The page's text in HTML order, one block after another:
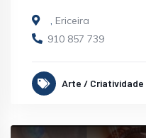
, Ericeira
910 857 739
Arte / Criatividade